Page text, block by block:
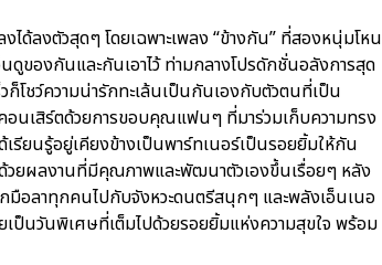
ได้ลงตัวสุดๆ โดยเฉพาะเพลง “ข้างกัน” ที่สองหนุ่มโหน
ของกันและกันเอาไว้ ท่ามกลางโปรดักชั่นอลังการสุด
ก็โชว์ความน่ารักทะเล้นเป็นกันเองกับตัวตนที่เป็น
อนเสิร์ตด้วยการขอบคุณแฟนๆ ที่มาร่วมเก็บความทรง
ยนรู้อยู่เคียงข้างเป็นพาร์ทเนอร์เป็นรอยยิ้มให้กัน
วยผลงานที่มีคุณภาพและพัฒนาตัวเองขึ้นเรื่อยๆ หลัง
มือลาทุกคนไปกับจังหวะดนตรีสนุกๆ และพลังเอ็นเนอ
ป็นวันพิเศษที่เต็มไปด้วยรอยยิ้มแห่งความสุขใจ พร้อม